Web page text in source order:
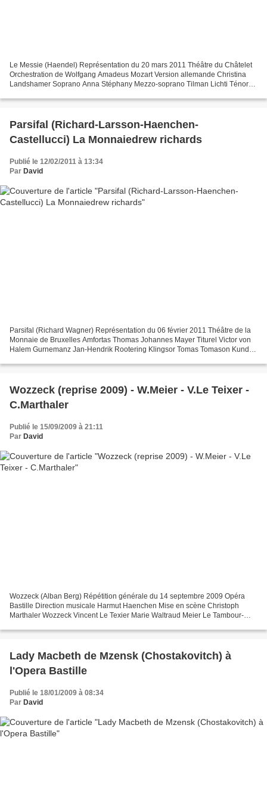
Le Messie (Haendel) Représentation du 20 mars 2011 Théâtre du Châtelet
Orchestration de Wolfgang Amadeus Mozart Version allemande Christina
Landshamer Soprano Anna Stéphany Mezzo-soprano Tilman Lichti Ténor
Parsifal (Richard-Larsson-Haenchen-
Castellucci) La Monnaiedrew richards
Publié le 12/02/2011 à 13:34
Par David
Parsifal (Richard Wagner) Représentation du 06 février 2011 Théâtre de la
Monnaie de Bruxelles Amfortas Thomas Johannes Mayer Titurel Victor von
Halem Gurnemanz Jan-Hendrik Rootering Klingsor Tomas Tomason Kundry
Wozzeck (reprise 2009) - W.Meier - V.Le Teixer -
C.Marthaler
Publié le 15/09/2009 à 21:11
Par David
Wozzeck (Alban Berg) Répétition générale du 14 septembre 2009 Opéra
Bastille Direction musicale Harmut Haenchen Mise en scène Christoph
Marthaler Wozzeck Vincent Le Texier Marie Waltraud Meier Le Tambour-
Lady Macbeth de Mzensk (Chostakovitch) à
l'Opera Bastille
Publié le 18/01/2009 à 08:34
Par David